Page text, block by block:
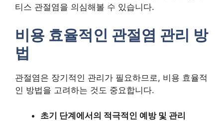
티스 관절염을 의심해볼 수 있습니다.
비용 효율적인 관절염 관리 방
법
관절염은 장기적인 관리가 필요하므로, 비용 효율적
인 방법을 고려하는 것도 중요합니다.
초기 단계에서의 적극적인 예방 및 관리